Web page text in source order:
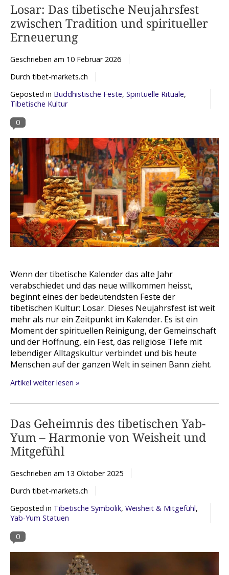
Losar: Das tibetische Neujahrsfest
zwischen Tradition und spiritueller
Erneuerung
Geschrieben am 10 Februar 2026
Durch tibet-markets.ch
Geposted in Buddhistische Feste, Spirituelle Rituale,
Tibetische Kultur
0
Wenn der tibetische Kalender das alte Jahr
verabschiedet und das neue willkommen heisst,
beginnt eines der bedeutendsten Feste der
tibetischen Kultur: Losar. Dieses Neujahrsfest ist weit
mehr als nur ein Zeitpunkt im Kalender. Es ist ein
Moment der spirituellen Reinigung, der Gemeinschaft
und der Hoffnung, ein Fest, das religiöse Tiefe mit
lebendiger Alltagskultur verbindet und bis heute
Menschen auf der ganzen Welt in seinen Bann zieht.
Artikel weiter lesen »
Das Geheimnis des tibetischen Yab-
Yum – Harmonie von Weisheit und
Mitgefühl
Geschrieben am 13 Oktober 2025
Durch tibet-markets.ch
Geposted in Tibetische Symbolik, Weisheit & Mitgefühl,
Yab-Yum Statuen
0